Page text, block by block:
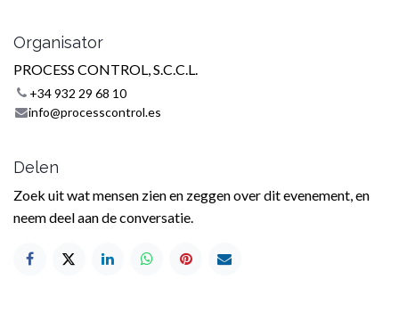
Organisator
PROCESS CONTROL, S.C.C.L.
+34 932 29 68 10
info@processcontrol.es
Delen
Zoek uit wat mensen zien en zeggen over dit evenement, en
neem deel aan de conversatie.